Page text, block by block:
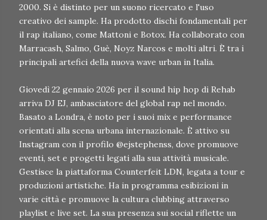
2000. Si è distinto per un suono ricercato e l'uso
creativo dei sample. Ha prodotto dischi fondamentali per
il rap italiano, come Mattoni e Botox. Ha collaborato con
Marracash, Salmo, Guè, Noyz Narcos e molti altri. È tra i
principali artefici della nuova wave urban in Italia.
Giovedì 22 gennaio 2026 per il sound hip hop di Rehab
arriva DJ EJ, ambasciatore del global rap nel mondo.
Basato a Londra, è noto per i suoi mix e performance
orientati alla scena urbana internazionale. È attivo su
Instagram con il profilo @ejstephenss, dove promuove
eventi, set e progetti legati alla sua attività musicale.
Gestisce la piattaforma Counterfeit LDN, legata a tour e
produzioni artistiche. Ha in programma esibizioni in
varie città e promuove la cultura clubbing attraverso
playlist e live set. La sua presenza sui social riflette un